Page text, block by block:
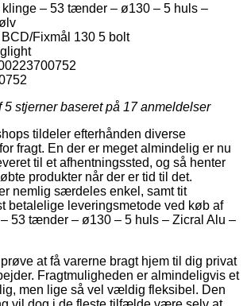
klinge – 53 tænder – ø130 – 5 huls –
Fixmål 130 5 bolt
5 stjerner baseret på 17anmeldelser
tildeler efterhånden diverse
fragt. En der er meget almindelig er nu
til et afhentningssted, og så henter
produkter når der er tid til det.
nemlig særdeles enkel, samt tit
betalelige leveringsmetode ved køb af
53 tænder – ø130 – 5 huls – Zicral Alu –
at få varerne bragt hjem til dig privat
Fragtmuligheden er almindeligvis et
men lige så vel vældig fleksibel. Den